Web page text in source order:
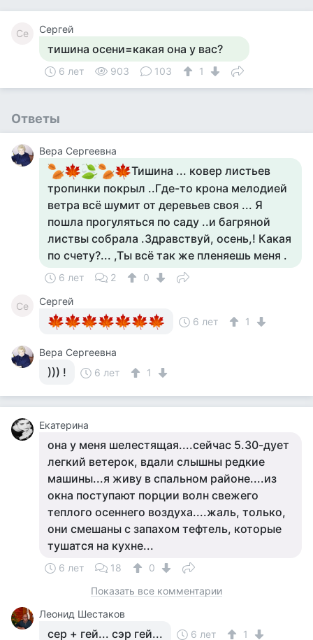
Се Сергей
тишина осени=какая она у вас?
6 лет 903 103 1
Ответы
Вера Сергеевна
Тишина ... ковер листьев
тропинки покрыл ..Где-то крона мелодией
ветра всё шумит от деревьев своя ... Я
пошла прогуляться по саду ..и багряной
листвы собрала .Здравствуй, осень,! Какая
по счету?... ,Ты всё так же пленяешь меня .
6 лет 2 0
Се
Сергей
6 лет
1
Вера Сергеевна
))) ! 6 лет 1
Екатерина
она у меня шелестящая....сейчас 5.30-дует
легкий ветерок, вдали слышны редкие
машины...я живу в спальном районе....из
окна поступают порции волн свежего
теплого осеннего воздуха....жаль, только,
они смешаны с запахом тефтель, которые
тушатся на кухне...
6 лет 18
0
Показать все комментарии
Леонид Шестаков
сер + гей... сэр гей... 6 лет 1